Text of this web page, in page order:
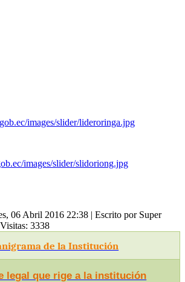
images/slider/lideroringa.jpg
images/slider/slidoriong.jpg
06 Abril 2016 22:38 | Escrito por Super
3338
de la Institución
legal que rige a la institución